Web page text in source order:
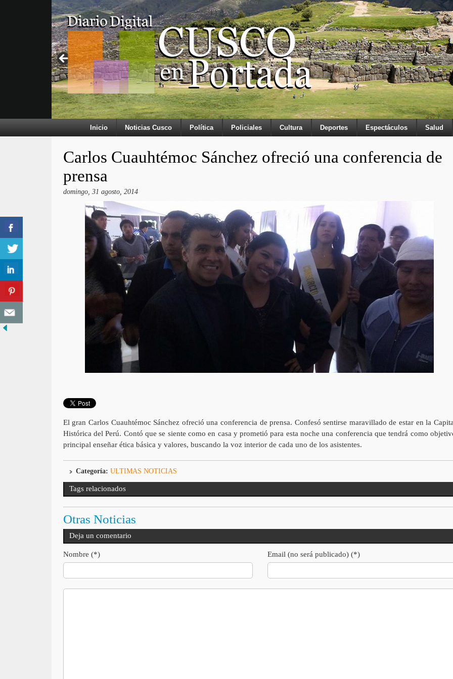
Inicio Noticias Cusco Política Policiales Cultura Deportes Espectáculos Salud
Carlos Cuauhtémoc Sánchez ofreció una conferencia de
prensa
domingo, 31 agosto, 2014
El gran Carlos Cuauhtémoc Sánchez ofreció una conferencia de prensa. Confesó sentirse maravillado de estar en la
Histórica del Perú. Contó que se siente como en casa y prometió para esta noche una conferencia que tendrá como
principal enseñar ética básica y valores, buscando la voz interior de cada uno de los asistentes.
Categoría: ULTIMAS NOTICIAS
Tags relacionados
Otras Noticias
Deja un comentario
Nombre (*) Email (no será publicado) (*)